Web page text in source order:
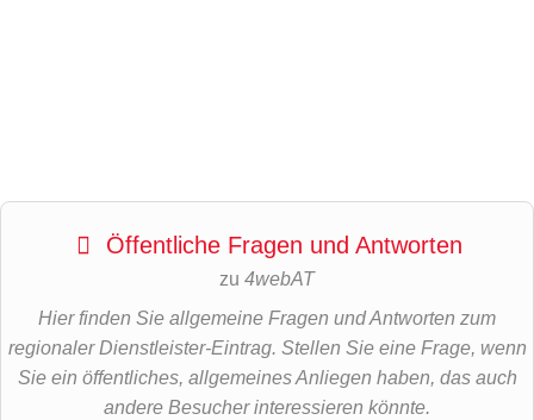
Öffentliche Fragen und Antworten
zu 4webAT
Hier finden Sie allgemeine Fragen und Antworten zum
regionaler Dienstleister-Eintrag. Stellen Sie eine Frage, wenn
Sie ein öffentliches, allgemeines Anliegen haben, das auch
andere Besucher interessieren könnte.